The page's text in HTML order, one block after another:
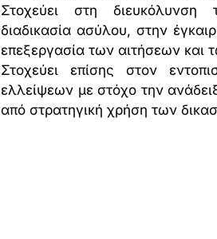
Στοχεύει στη
διαδικασία ασύλου, στην
επεξεργασία των αιτήσεων και
Στοχεύει επίσης στον
ελλείψεων με στόχο την
από στρατηγική χρήση των